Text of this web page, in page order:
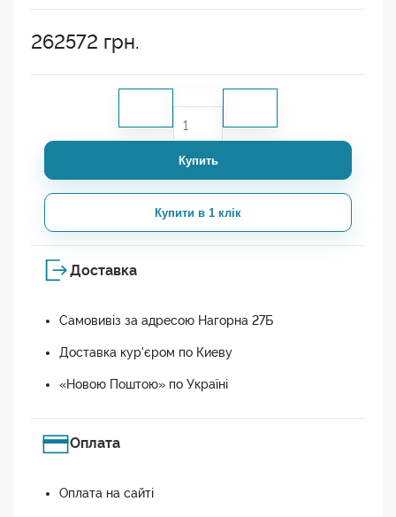
262572 грн.
Купить
Купити в 1 клік
Доставка
Самовивіз за адресою Нагорна 27Б
Доставка кур'єром по Киеву
«Новою Поштою» по Україні
Оплата
Оплата на сайті